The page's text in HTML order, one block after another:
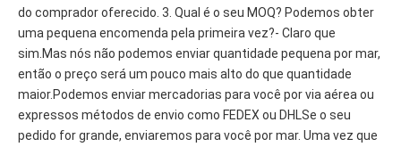
do comprador oferecido. 3. Qual é o seu MOQ? Podemos obter
uma pequena encomenda pela primeira vez?- Claro que
sim.Mas nós não podemos enviar quantidade pequena por mar,
então o preço será um pouco mais alto do que quantidade
maior.Podemos enviar mercadorias para você por via aérea ou
expressos métodos de envio como FEDEX ou DHLSe o seu
pedido for grande, enviaremos para você por mar. Uma vez que